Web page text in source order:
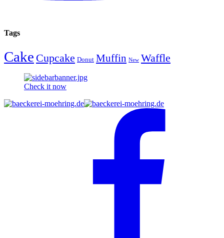
Tags
Cake Cupcake Donut Muffin New Waffle
Check it now